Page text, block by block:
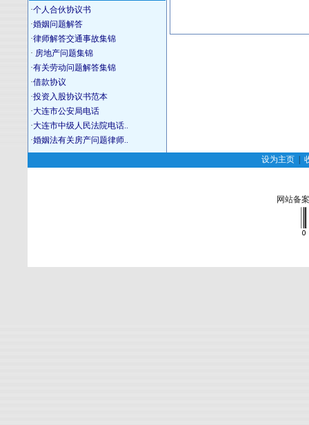
·个人合伙协议书
·婚姻问题解答
·律师解答交通事故集锦
· 房地产问题集锦
·有关劳动问题解答集锦
·借款协议
·投资入股协议书范本
·大连市公安局电话
·大连市中级人民法院电话..
·婚姻法有关房产问题律师..
设为主页
网站备